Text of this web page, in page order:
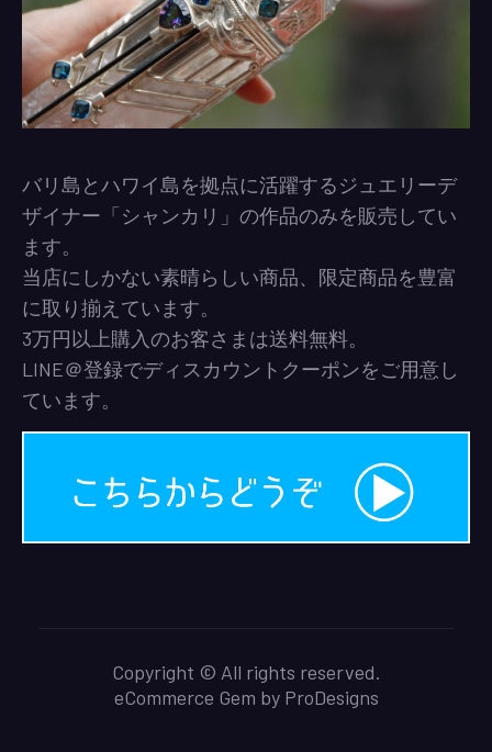
バリ島とハワイ島を拠点に活躍するジュエリーデ
ザイナー「シャンカリ」の作品のみを販売してい
ます。
当店にしかない素晴らしい商品、限定商品を豊富
に取り揃えています。
3万円以上購入のお客さまは送料無料。
LINE＠登録でディスカウントクーポンをご用意し
ています。
Copyright © All rights reserved.
eCommerce Gem by ProDesigns